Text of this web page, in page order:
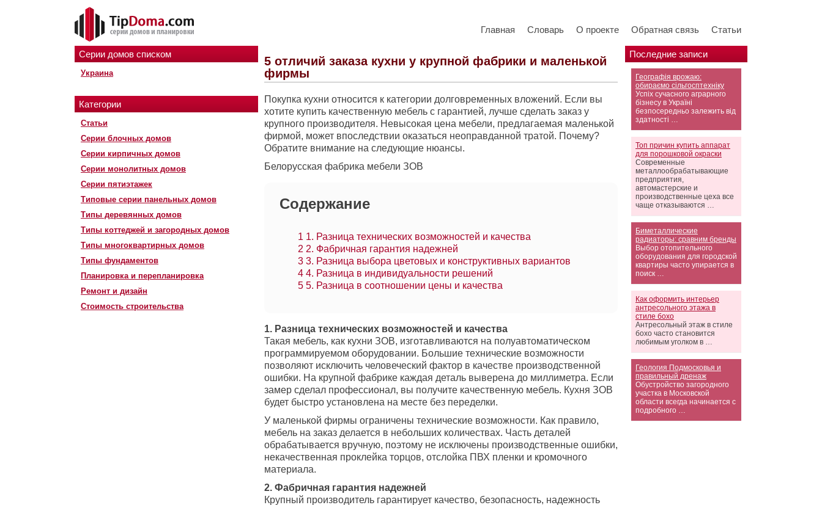
Главная Словарь О проекте Обратная связь Статьи
Серии домов списком
Украина
Категории
Статьи
Серии блочных домов
Серии кирпичных домов
Серии монолитных домов
Серии пятиэтажек
Типовые серии панельных домов
Типы деревянных домов
Типы коттеджей и загородных домов
Типы многоквартирных домов
Типы фундаментов
Планировка и перепланировка
Ремонт и дизайн
Стоимость строительства
Последние записи
Географія врожаю:
обираємо сільгосптехніку
Успіх сучасного аграрного
бізнесу в Україні
безпосередньо залежить від
здатності …
Топ причин купить аппарат
для порошковой окраски
Современные
металлообрабатывающие
предприятия,
автомастерские и
производственные цеха все
чаще отказываются …
Биметаллические
радиаторы: сравним бренды
Выбор отопительного
оборудования для городской
квартиры часто упирается в
поиск …
Как оформить интерьер
антресольного этажа в
стиле бохо
Антресольный этаж в стиле
бохо часто становится
любимым уголком в …
Геология Подмосковья и
правильный дренаж
Обустройство загородного
участка в Московской
области всегда начинается с
подробного …
5 отличий заказа кухни у крупной фабрики и маленькой
фирмы
Покупка кухни относится к категории долговременных вложений. Если вы
хотите купить качественную мебель с гарантией, лучше сделать заказ у
крупного производителя. Невысокая цена мебели, предлагаемая маленькой
фирмой, может впоследствии оказаться неоправданной тратой. Почему?
Обратите внимание на следующие нюансы.
Белорусская фабрика мебели ЗОВ
Содержание
1 1. Разница технических возможностей и качества
2 2. Фабричная гарантия надежней
3 3. Разница выбора цветовых и конструктивных вариантов
4 4. Разница в индивидуальности решений
5 5. Разница в соотношении цены и качества
1. Разница технических возможностей и качества
Такая мебель, как кухни ЗОВ, изготавливаются на полуавтоматическом
программируемом оборудовании. Большие технические возможности
позволяют исключить человеческий фактор в качестве производственной
ошибки. На крупной фабрике каждая деталь выверена до миллиметра. Если
замер сделал профессионал, вы получите качественную мебель. Кухня ЗОВ
будет быстро установлена на месте без переделки.
У маленькой фирмы ограничены технические возможности. Как правило,
мебель на заказ делается в небольших количествах. Часть деталей
обрабатывается вручную, поэтому не исключены производственные ошибки,
некачественная проклейка торцов, отслойка ПВХ пленки и кромочного
материала.
2. Фабричная гарантия надежней
Крупный производитель гарантирует качество, безопасность, надежность